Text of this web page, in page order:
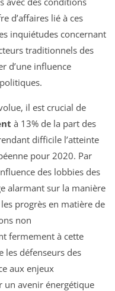
d’affaires lié à ces
inquiétudes concernant
traditionnels des
d’une influence
il est crucial de
à 13% de la part des
difficile l’atteinte
pour 2020. Par
des lobbies des
alarmant sur la manière
progrès en matière de
non
fermement à cette
les défenseurs des
aux enjeux
un avenir énergétique